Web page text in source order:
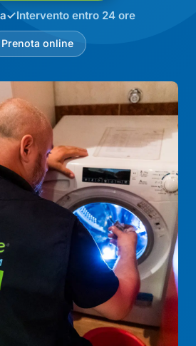
Intervento entro 24 ore
Prenota online